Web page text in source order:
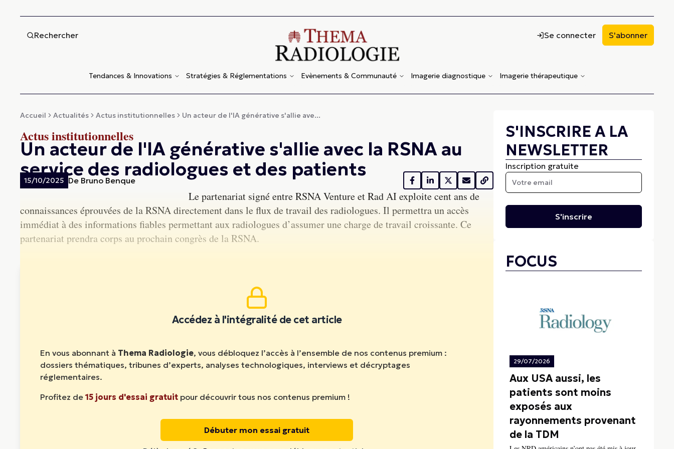
Rechercher Se connecter S'abonner
Tendances & Innovations Stratégies & Réglementations Evènements & Communauté Imagerie diagnostique Imagerie thérapeutique
Accueil Actualités Actus institutionnelles Un acteur de l'IA générative s'allie ave...
Actus institutionnelles
Un acteur de l'IA générative s'allie avec la RSNA au
service des radiologues et des patients
15/10/2025 De Bruno Benque
Le partenariat signé entre RSNA Venture et Rad AI exploite cent ans de
connaissances éprouvées de la RSNA directement dans le flux de travail des radiologues. Il permettra un accès
immédiat à des informations fiables permettant aux radiologues d’assumer une charge de travail croissante. Ce
partenariat prendra corps au prochain congrès de la RSNA.
Accédez à l'intégralité de cet article
En vous abonnant à Thema Radiologie, vous débloquez l’accès à l’ensemble de nos contenus premium :
dossiers thématiques, tribunes d’experts, analyses technologiques, interviews et décryptages
réglementaires.
Profitez de 15 jours d'essai gratuit pour découvrir tous nos contenus premium !
Débuter mon essai gratuit
S'INSCRIRE A LA
NEWSLETTER
Inscription gratuite
S'inscrire
FOCUS
29/07/2026
Aux USA aussi, les
patients sont moins
exposés aux
rayonnements provenant
de la TDM